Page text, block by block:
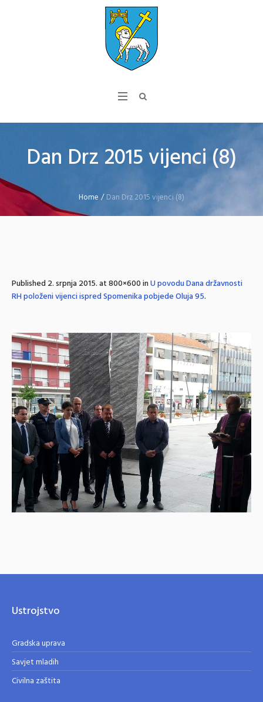
Dan Drz 2015 vijenci (8)
Home /Dan Drz 2015 vijenci (8)
Published2. srpnja 2015.at 800×600 inU povodu Dana državnosti
RH položeni vijenci ispred Spomenika pobjede Oluja 95.
Ustrojstvo
Gradska uprava
Savjet mladih
Civilna zaštita